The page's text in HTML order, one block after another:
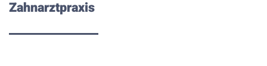
Zahnarztpraxis